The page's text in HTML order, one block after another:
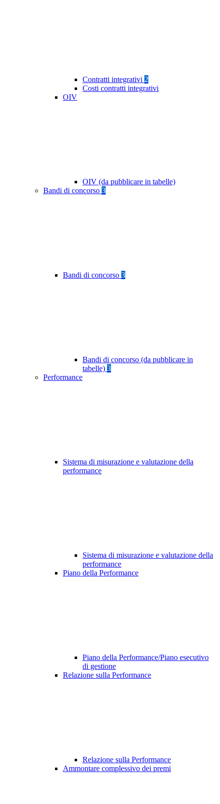
Contratti integrativi 2
Costi contratti integrativi
OIV
OIV (da pubblicare in tabelle)
Bandi di concorso 3
Bandi di concorso 3
Bandi di concorso (da pubblicare in
tabelle) 3
Performance
Sistema di misurazione e valutazione della
performance
Sistema di misurazione e valutazione della
performance
Piano della Performance
Piano della Performance/Piano esecutivo
di gestione
Relazione sulla Performance
Relazione sulla Performance
Ammontare complessivo dei premi